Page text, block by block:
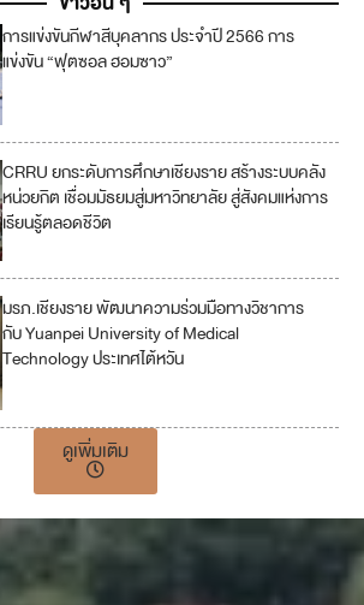
การแข่งขันกีฬาสีบุคลากร ประจำปี 2566 การ
แข่งขัน “ฟุตซอล ฮอมซาว”
CRRU ยกระดับการศึกษาเชียงราย สร้างระบบคลัง
หน่วยกิต เชื่อมมัธยมสู่มหาวิทยาลัย สู่สังคมแห่งการ
เรียนรู้ตลอดชีวิต
มรภ.เชียงราย พัฒนาความร่วมมือทางวิชาการ
กับ Yuanpei University of Medical
Technology ประเทศไต้หวัน
ดูเพิ่มเติม